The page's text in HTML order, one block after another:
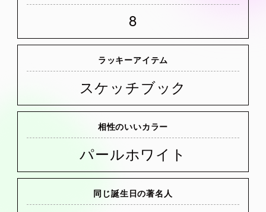
8
ラッキーアイテム
スケッチブック
相性のいいカラー
パールホワイト
同じ誕生日の著名人